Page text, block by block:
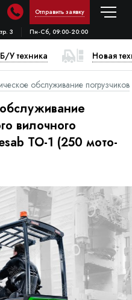
Отправить заявку
3 Пн-Сб, 09:00-20:00
Б/У техника Новая
обслуживание погрузчиков
вилочного
ТО-1 (250 мото-